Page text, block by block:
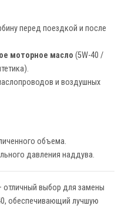
перед поездкой и после
моторное масло (5W-40 /
и воздушных
объема.
давления наддува.
отличный выбор для замены
обеспечивающий лучшую